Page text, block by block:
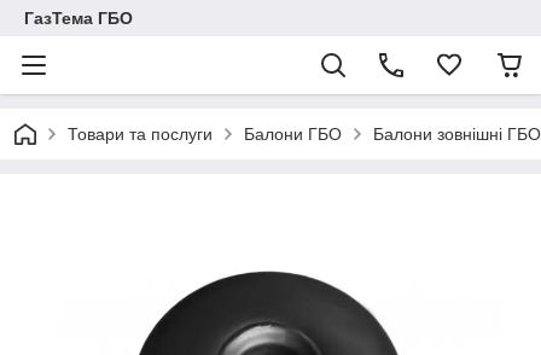
ГазТема ГБО
Товари та послуги Балони ГБО Балони зовнішні ГБО